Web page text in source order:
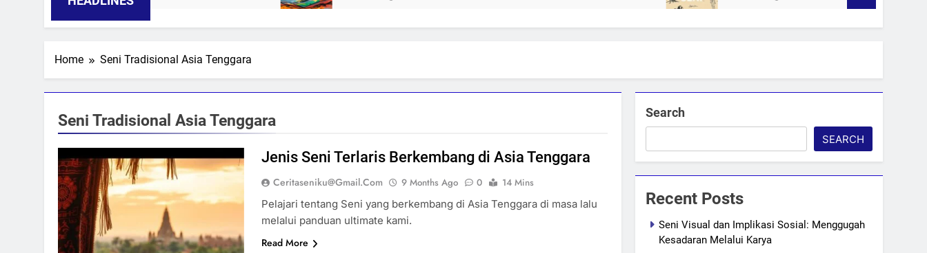
Home Seni Tradisional Asia Tenggara
Seni Tradisional Asia Tenggara
Jenis Seni Terlaris Berkembang di Asia Tenggara
Ceritaseniku@gmail.com 9 Months Ago 0
14 Mins
Pelajari tentang Seni yang berkembang di Asia Tenggara di masa lalu
melalui panduan ultimate kami.
Read More
Search
SEARCH
Recent Posts
Seni Visual dan Implikasi Sosial: Menggugah
Kesadaran Melalui Karya